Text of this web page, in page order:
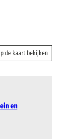
de kaart bekijken
en